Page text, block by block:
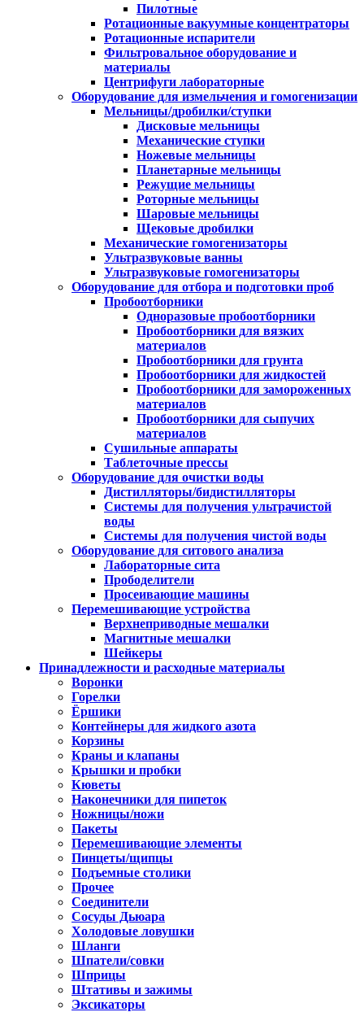
Пилотные
Ротационные вакуумные концентраторы
Ротационные испарители
Фильтровальное оборудование и
материалы
Центрифуги лабораторные
Оборудование для измельчения и гомогенизации
Мельницы/дробилки/ступки
Дисковые мельницы
Механические ступки
Ножевые мельницы
Планетарные мельницы
Режущие мельницы
Роторные мельницы
Шаровые мельницы
Щековые дробилки
Механические гомогенизаторы
Ультразвуковые ванны
Ультразвуковые гомогенизаторы
Оборудование для отбора и подготовки проб
Пробоотборники
Одноразовые пробоотборники
Пробоотборники для вязких
материалов
Пробоотборники для грунта
Пробоотборники для жидкостей
Пробоотборники для замороженных
материалов
Пробоотборники для сыпучих
материалов
Сушильные аппараты
Таблеточные прессы
Оборудование для очистки воды
Дистилляторы/бидистилляторы
Системы для получения ультрачистой
воды
Системы для получения чистой воды
Оборудование для ситового анализа
Лабораторные сита
Прободелители
Просеивающие машины
Перемешивающие устройства
Верхнеприводные мешалки
Магнитные мешалки
Шейкеры
Принадлежности и расходные материалы
Воронки
Горелки
Ёршики
Контейнеры для жидкого азота
Корзины
Краны и клапаны
Крышки и пробки
Кюветы
Наконечники для пипеток
Ножницы/ножи
Пакеты
Перемешивающие элементы
Пинцеты/щипцы
Подъемные столики
Прочее
Соединители
Сосуды Дьюара
Холодовые ловушки
Шланги
Шпатели/совки
Шприцы
Штативы и зажимы
Эксикаторы